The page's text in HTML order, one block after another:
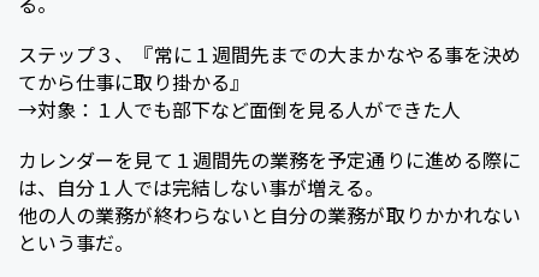
ステップ３、『常に１週間先までの大まかなやる事を決め
てから仕事に取り掛かる』
→対象：１人でも部下など面倒を見る人ができた人
カレンダーを見て１週間先の業務を予定通りに進める際に
は、自分１人では完結しない事が増える。
他の人の業務が終わらないと自分の業務が取りかかれない
という事だ。